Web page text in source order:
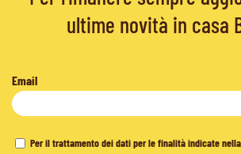
ultime novità in casa
Email
Per il trattamento dei dati per le finalità indicate